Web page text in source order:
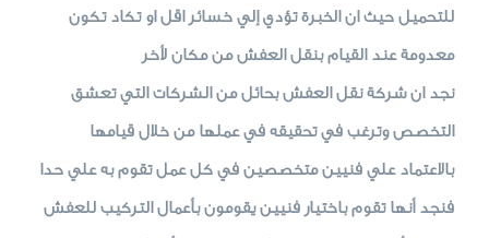
للتحميل حيث ان الخبرة تؤدي إلي خسائر اقل او تكاد تكون
معدومة عند القيام بنقل العفش من مكان لأخر
نجد ان شركة نقل العفش بحائل من الشركات التي تعشق
التخصص وترغب في تحقيقه في عملها من خلال قيامها
بالاعتماد علي فنيين متخصصين في كل عمل تقوم به علي حدا
فنجد أنها تقوم باختيار فنيين يقومون بأعمال التركيب للعفش